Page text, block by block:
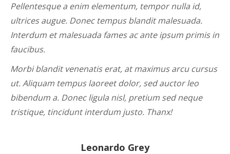
Pellentesque a enim elementum, tempor nulla id,
ultrices augue. Donec tempus blandit malesuada.
Interdum et malesuada fames ac ante ipsum primis in
faucibus.
Morbi blandit venenatis erat, at maximus arcu cursus
ut. Aliquam tempus laoreet dolor, sed auctor leo
bibendum a. Donec ligula nisl, pretium sed neque
tristique, tincidunt interdum justo. Thanx!
Leonardo Grey